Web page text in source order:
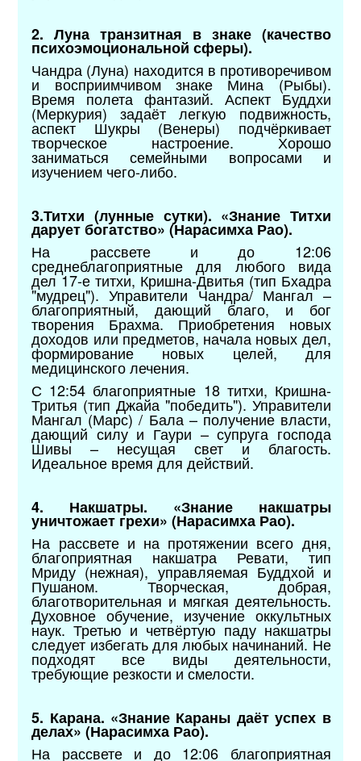
2. Луна транзитная в знаке (качество
психоэмоциональной сферы).
Чандра (Луна) находится в противоречивом
и восприимчивом знаке Мина (Рыбы).
Время полета фантазий. Аспект Буддхи
(Меркурия) задаёт легкую подвижность,
аспект Шукры (Венеры) подчёркивает
творческое настроение. Хорошо
заниматься семейными вопросами и
изучением чего-либо.
3.Титхи (лунные сутки). «Знание Титхи
дарует богатство» (Нарасимха Рао).
На рассвете и до 12:06
среднеблагоприятные для любого вида
дел 17-е титхи, Кришна-Двитья (тип Бхадра
"мудрец"). Управители Чандра/ Мангал –
благоприятный, дающий благо, и бог
творения Брахма. Приобретения новых
доходов или предметов, начала новых дел,
формирование новых целей, для
медицинского лечения.
С 12:54 благоприятные 18 титхи, Кришна-
Тритья (тип Джайа "победить"). Управители
Мангал (Марс) / Бала – получение власти,
дающий силу и Гаури – супруга господа
Шивы – несущая свет и благость.
Идеальное время для действий.
4. Накшатры. «Знание накшатры
уничтожает грехи» (Нарасимха Рао).
На рассвете и на протяжении всего дня,
благоприятная накшатра Ревати, тип
Мриду (нежная), управляемая Буддхой и
Пушаном. Творческая, добрая,
благотворительная и мягкая деятельность.
Духовное обучение, изучение оккультных
наук. Третью и четвёртую паду накшатры
следует избегать для любых начинаний. Не
подходят все виды деятельности,
требующие резкости и смелости.
5. Карана. «Знание Караны даёт успех в
делах» (Нарасимха Рао).
На рассвете и до 12:06 благоприятная